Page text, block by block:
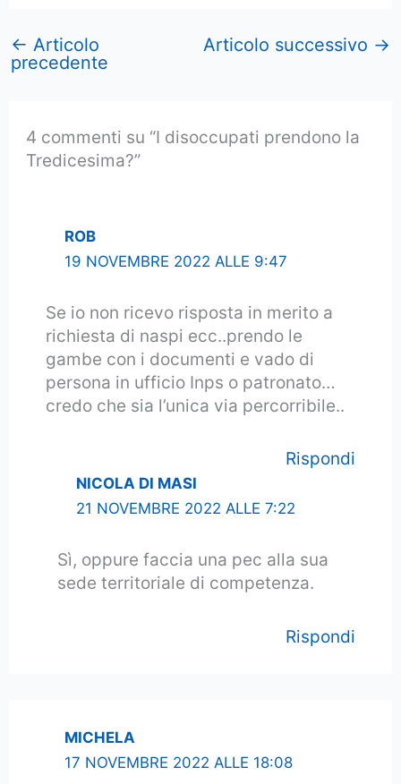
← Articolo
precedente
Articolo successivo →
4 commenti su “I disoccupati prendono la
Tredicesima?”
ROB
19 NOVEMBRE 2022 ALLE 9:47
Se io non ricevo risposta in merito a
richiesta di naspi ecc..prendo le
gambe con i documenti e vado di
persona in ufficio Inps o patronato…
credo che sia l’unica via percorribile..
Rispondi
NICOLA DI MASI
21 NOVEMBRE 2022 ALLE 7:22
Sì, oppure faccia una pec alla sua
sede territoriale di competenza.
Rispondi
MICHELA
17 NOVEMBRE 2022 ALLE 18:08